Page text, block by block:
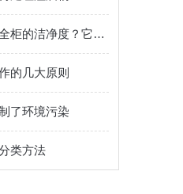
什么是生物安全柜的洁净度？它对实验操作有什么影响？
的几大原则
了环境污染
类方法